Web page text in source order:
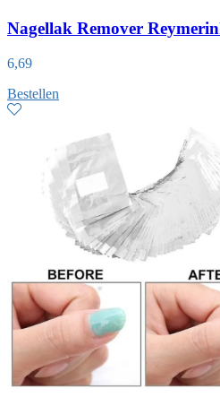
Nagellak Remover
6,69
Bestellen